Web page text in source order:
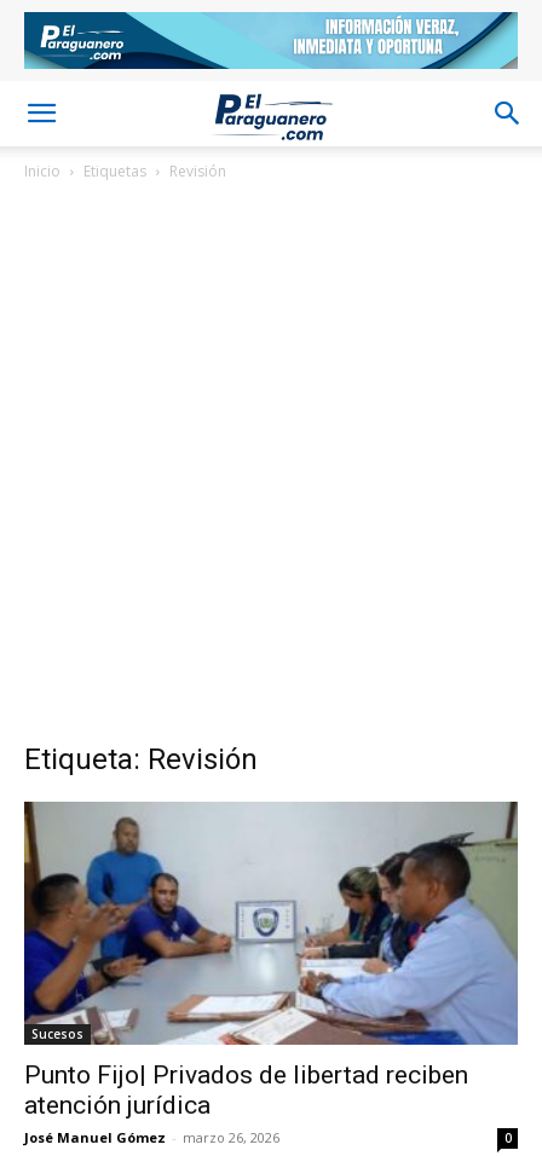
Inicio Etiquetas Revisión
Etiqueta: Revisión
Sucesos
Punto Fijo| Privados de libertad reciben
atención jurídica
José Manuel Gómez - marzo 26, 2026 0